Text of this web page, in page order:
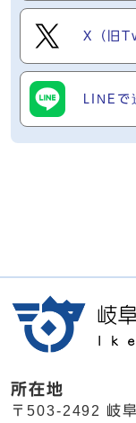
X（旧
LINEで
所在地
〒503-2492 岐